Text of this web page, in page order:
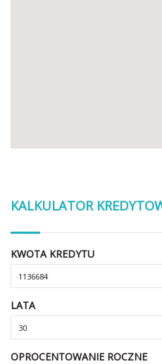
KALKULATOR
KWOTA KREDYTU
LATA
OPROCENTOWANIE ROCZNE